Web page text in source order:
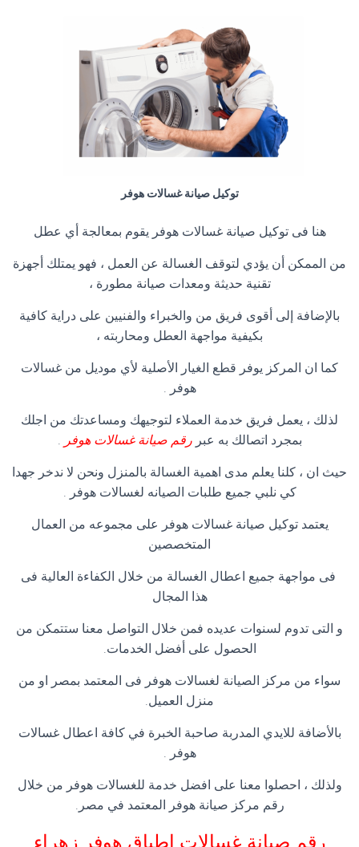
توكيل صيانة غسالات هوفر
هنا فى توكيل صيانة غسالات هوفر يقوم بمعالجة أي عطل
من الممكن أن يؤدي لتوقف الغسالة عن العمل ، فهو يمتلك أجهزة
تقنية حديثة ومعدات صيانة مطورة ،
بالإضافة إلى أقوى فريق من والخبراء والفنيين على دراية كافية
بكيفية مواجهة العطل ومحاربته ،
كما ان المركز يوفر قطع الغيار الأصلية لأي موديل من غسالات
هوفر .
لذلك ، يعمل فريق خدمة العملاء لتوجيهك ومساعدتك من اجلك
بمجرد اتصالك به عبررقم صيانة غسالات هوفر .
حيث ان ، كلنا يعلم مدى اهمية الغسالة بالمنزل ونحن لا ندخر جهدا
كي نلبي جميع طلبات الصيانه لغسالات هوفر .
يعتمد توكيل صيانة غسالات هوفر على مجموعه من العمال
المتخصصين
فى مواجهة جميع اعطال الغسالة من خلال الكفاءة العالية فى
هذا المجال
و التى تدوم لسنوات عديده فمن خلال التواصل معنا ستتمكن من
الحصول على أفضل الخدمات.
سواء من مركز الصيانة لغسالات هوفر فى المعتمد بمصر او من
منزل العميل.
بالأضافة للايدي المدربة صاحبة الخبرة في كافة اعطال غسالات
هوفر .
ولذلك ، احصلوا معنا على افضل خدمة للغسالات هوفر من خلال
رقم مركز صيانة هوفر المعتمد في مصر.
رقم صيانة غسالات اطباق هوفر زهراء